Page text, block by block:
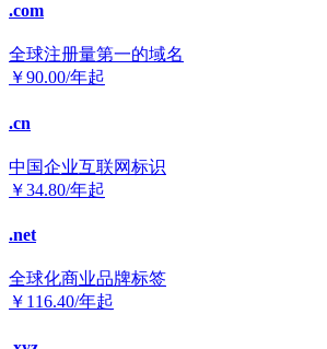
.com
全球注册量第一的域名
￥90.00/年起
.cn
中国企业互联网标识
￥34.80/年起
.net
全球化商业品牌标签
￥ 116.40/年起